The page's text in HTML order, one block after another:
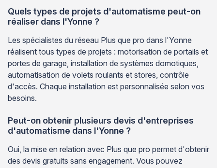
Quels types de projets d'automatisme peut-on
réaliser dans l'Yonne ?
Les spécialistes du réseau Plus que pro dans l'Yonne
réalisent tous types de projets : motorisation de portails et
portes de garage, installation de systèmes domotiques,
automatisation de volets roulants et stores, contrôle
d'accès. Chaque installation est personnalisée selon vos
besoins.
Peut-on obtenir plusieurs devis d'entreprises
d'automatisme dans l'Yonne ?
Oui, la mise en relation avec Plus que pro permet d'obtenir
des devis gratuits sans engagement. Vous pouvez